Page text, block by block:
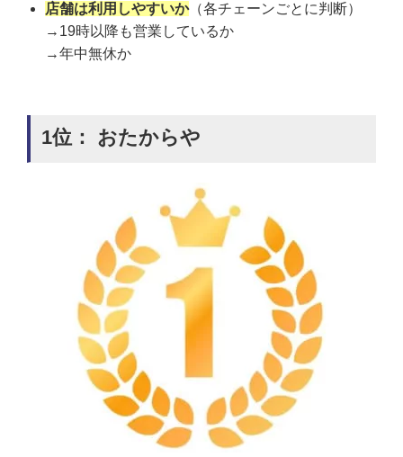
店舗は利用しやすいか（各チェーンごとに判断）
→19時以降も営業しているか
→年中無休か
1位： おたからや